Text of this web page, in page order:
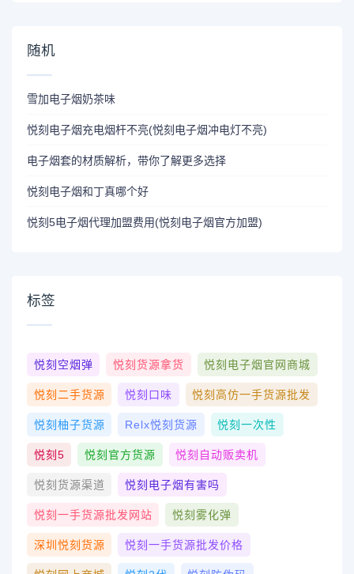
随机
雪加电子烟奶茶味
悦刻电子烟充电烟杆不亮(悦刻电子烟冲电灯不亮)
电子烟套的材质解析，带你了解更多选择
悦刻电子烟和丁真哪个好
悦刻5电子烟代理加盟费用(悦刻电子烟官方加盟)
标签
悦刻空烟弹 悦刻货源拿货 悦刻电子烟官网商城
悦刻二手货源 悦刻口味 悦刻高仿一手货源批发
悦刻柚子货源 Relx悦刻货源 悦刻一次性
悦刻5 悦刻官方货源 悦刻自动贩卖机
悦刻货源渠道 悦刻电子烟有害吗
悦刻一手货源批发网站 悦刻雾化弹
深圳悦刻货源 悦刻一手货源批发价格